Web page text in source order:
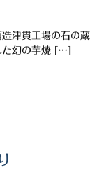
津貫工場の石の蔵
た幻の芋焼 […]